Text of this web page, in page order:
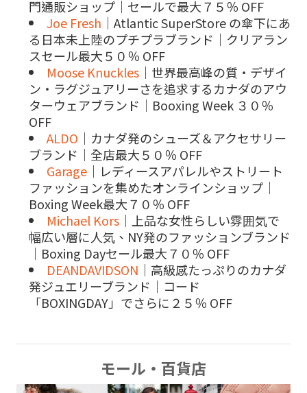
門通販ショップ｜セールで最大７５％ OFF
Joe Fresh ｜Atlantic SuperStore の傘下にあ
る日本未上陸のプチプラブランド｜クリアラン
スセール最大５０％ OFF
Moose Knuckles ｜世界最高峰の質・デザイ
ン・ラグジュアリーさを追求するカナダのアウ
ターウェアブランド｜Booxing Week ３０％
OFF
ALDO ｜カナダ発のシューズ＆アクセサリー
ブランド｜全店最大５０％ OFF
Garage ｜レディースアパレルやストリート
ファッションを集めたオンラインショップ｜
Boxing Week最大７０％ OFF
Michael Kors ｜上品な女性らしい雰囲気で
幅広い層に人気、NY発のファッションブランド
｜Boxing Dayセール最大７０％ OFF
DEANDAVIDSON ｜高級感たっぷりのカナダ
発ジュエリーブランド｜コード
「BOXINGDAY」でさらに２５％ OFF
モール・百貨店